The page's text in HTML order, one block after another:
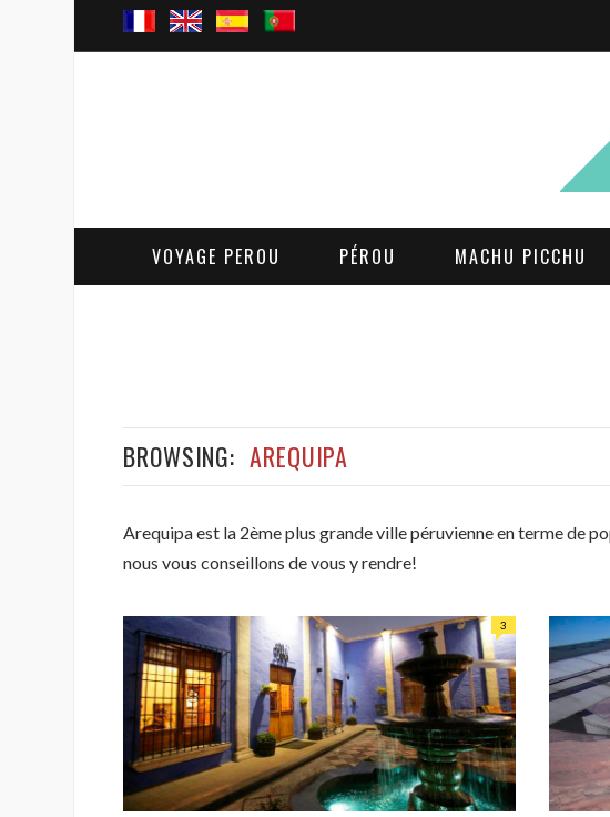
VOYAGE PEROU PÉROU MACHU PICCHU
BROWSING: AREQUIPA
Arequipa est la 2ème plus grande ville péruvienne en terme de
nous vous conseillons de vous y rendre!
3